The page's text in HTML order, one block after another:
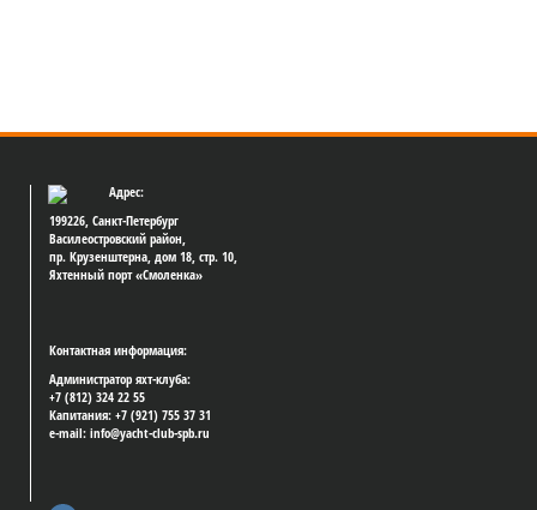
Адрес:
199226, Санкт-Петербург
Василеостровский район,
пр. Крузенштерна, дом 18, стр. 10,
Яхтенный порт «Смоленка»
Контактная информация:
Администратор яхт-клуба:
+7 (812) 324 22 55
Капитания: +7 (921) 755 37 31
e-mail: info@yacht-club-spb.ru